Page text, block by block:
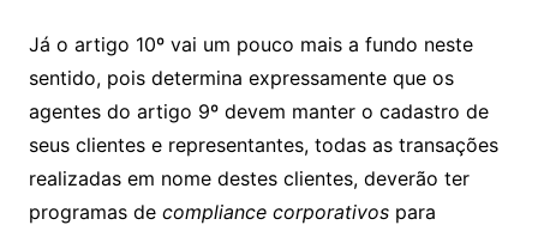
Já o artigo 10º vai um pouco mais a fundo neste
sentido, pois determina expressamente que os
agentes do artigo 9º devem manter o cadastro de
seus clientes e representantes, todas as transações
realizadas em nome destes clientes, deverão ter
programas de compliance corporativospara